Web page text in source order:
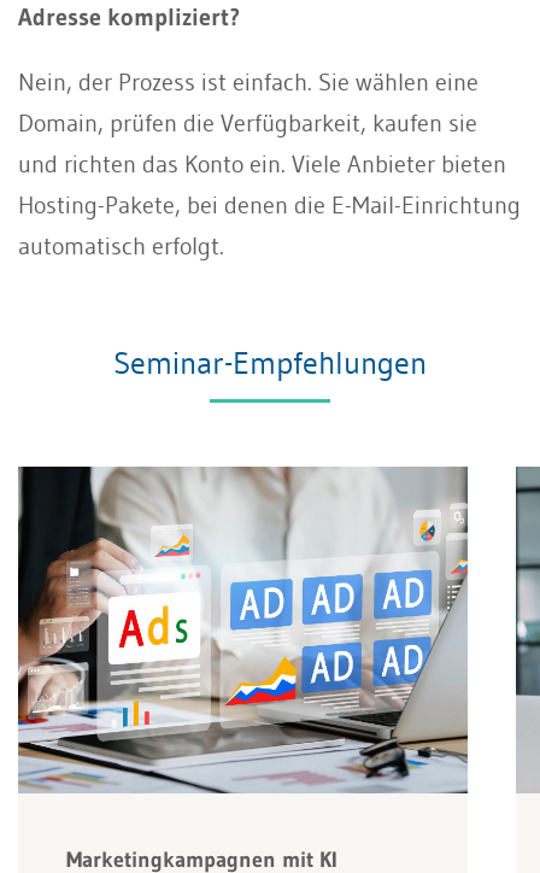
Adresse kompliziert?
Nein, der Prozess ist einfach. Sie wählen eine
Domain, prüfen die Verfügbarkeit, kaufen sie
und richten das Konto ein. Viele Anbieter bieten
Hosting-Pakete, bei denen die E-Mail-Einrichtung
automatisch erfolgt.
Seminar-Empfehlungen
Marketingkampagnen mit KI